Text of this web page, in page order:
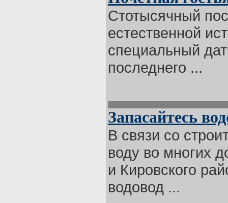
Стотысячный
естественной
специальный
последнего ...
Запасайтесь
В связи со
воду во многих
и Кировского
водовод ...